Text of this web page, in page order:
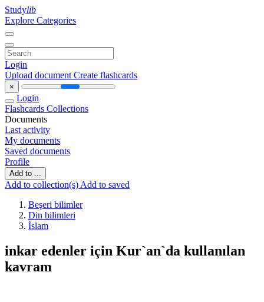
Studylib
Explore Categories
Login
Upload document Create flashcards
×
Login
Flashcards Collections
Documents
Last activity
My documents
Saved documents
Profile
Add to ...
Add to collection(s) Add to saved
Beşeri bilimler
Din bilimleri
İslam
inkar edenler için Kur`an`da kullanılan
kavram